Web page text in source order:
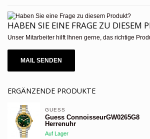
HABEN SIE EINE FRAGE ZU DIESEM
Unser Mitarbeiter hilft Ihnen gerne, das richtige
MAIL SENDEN
ERGÄNZENDE PRODUKTE
GUESS
Guess ConnoisseurGW0265G8
Herrenuhr
Auf Lager